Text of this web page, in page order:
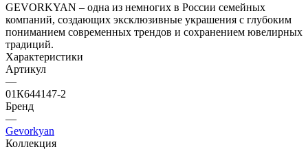
GEVORKYAN – одна из немногих в России семейных
компаний, создающих эксклюзивные украшения с глубоким
пониманием современных трендов и сохранением ювелирных
традиций.
Характеристики
Артикул
—
01К644147-2
Бренд
—
Gevorkyan
Коллекция